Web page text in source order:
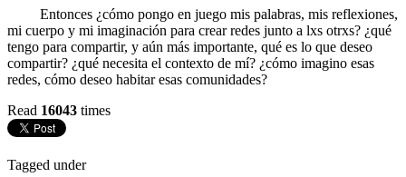
Entonces ¿cómo pongo en juego mis palabras, mis reflexiones,
mi cuerpo y mi imaginación para crear redes junto a lxs otrxs? ¿qué
tengo para compartir, y aún más importante, qué es lo que deseo
compartir? ¿qué necesita el contexto de mí? ¿cómo imagino esas
redes, cómo deseo habitar esas comunidades?
Read 16043 times
Tagged under